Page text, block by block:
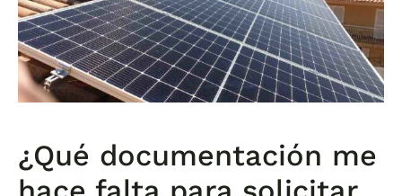
¿Qué documentación me